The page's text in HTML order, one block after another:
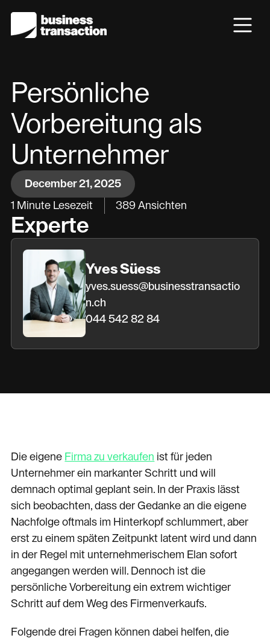
Persönliche
Vorbereitung als
Unternehmer
December 21, 2025
1 Minute Lesezeit 389 Ansichten
Experte
Yves Süess
yves.suess@businesstransactio
n.ch
044 542 82 84
Die eigene Firma zu verkaufen ist für jeden
Unternehmer ein markanter Schritt und will
demnach optimal geplant sein. In der Praxis lässt
sich beobachten, dass der Gedanke an die eigene
Nachfolge oftmals im Hinterkopf schlummert, aber
erst zu einem späten Zeitpunkt latent wird und dann
in der Regel mit unternehmerischem Elan sofort
angegangen werden will. Dennoch ist die
persönliche Vorbereitung ein extrem wichtiger
Schritt auf dem Weg des Firmenverkaufs.
Folgende drei Fragen können dabei helfen, die